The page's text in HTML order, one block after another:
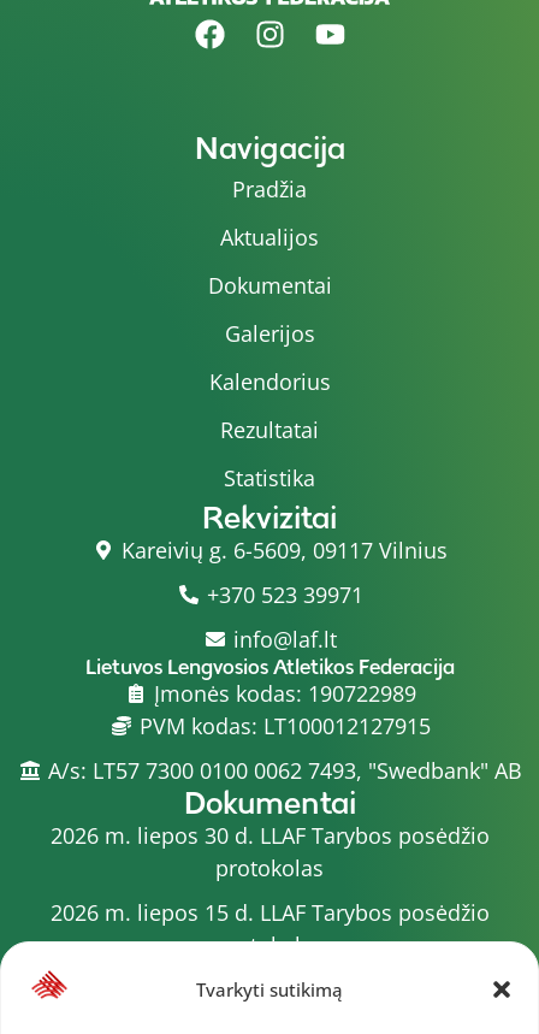
Tvarkyti sutikimą
Navigacija
Pradžia
Aktualijos
Dokumentai
Galerijos
Kalendorius
Rezultatai
Statistika
Rekvizitai
Kareivių g. 6-5609, 09117 Vilnius
+370 523 39971
info@laf.lt
Lietuvos Lengvosios Atletikos Federacija
Įmonės kodas: 190722989
PVM kodas: LT100012127915
A/s: LT57 7300 0100 0062 7493, "Swedbank" AB
Dokumentai
2026 m. liepos 30 d. LLAF Tarybos posėdžio
protokolas
2026 m. liepos 15 d. LLAF Tarybos posėdžio
protokolas
2026 m. liepos 20 d. LLAF VK posėdžio protokolas